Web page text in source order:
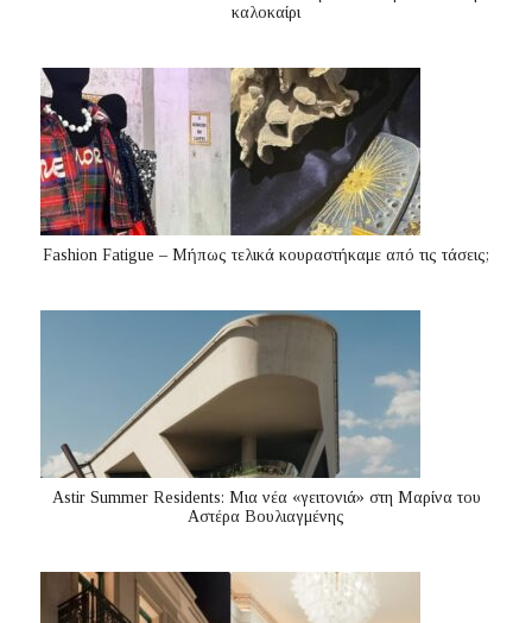
καλοκαίρι
Fashion Fatigue – Μήπως τελικά κουραστήκαμε από τις τάσεις;
Astir Summer Residents: Μια νέα «γειτονιά» στη Μαρίνα του
Αστέρα Βουλιαγμένης